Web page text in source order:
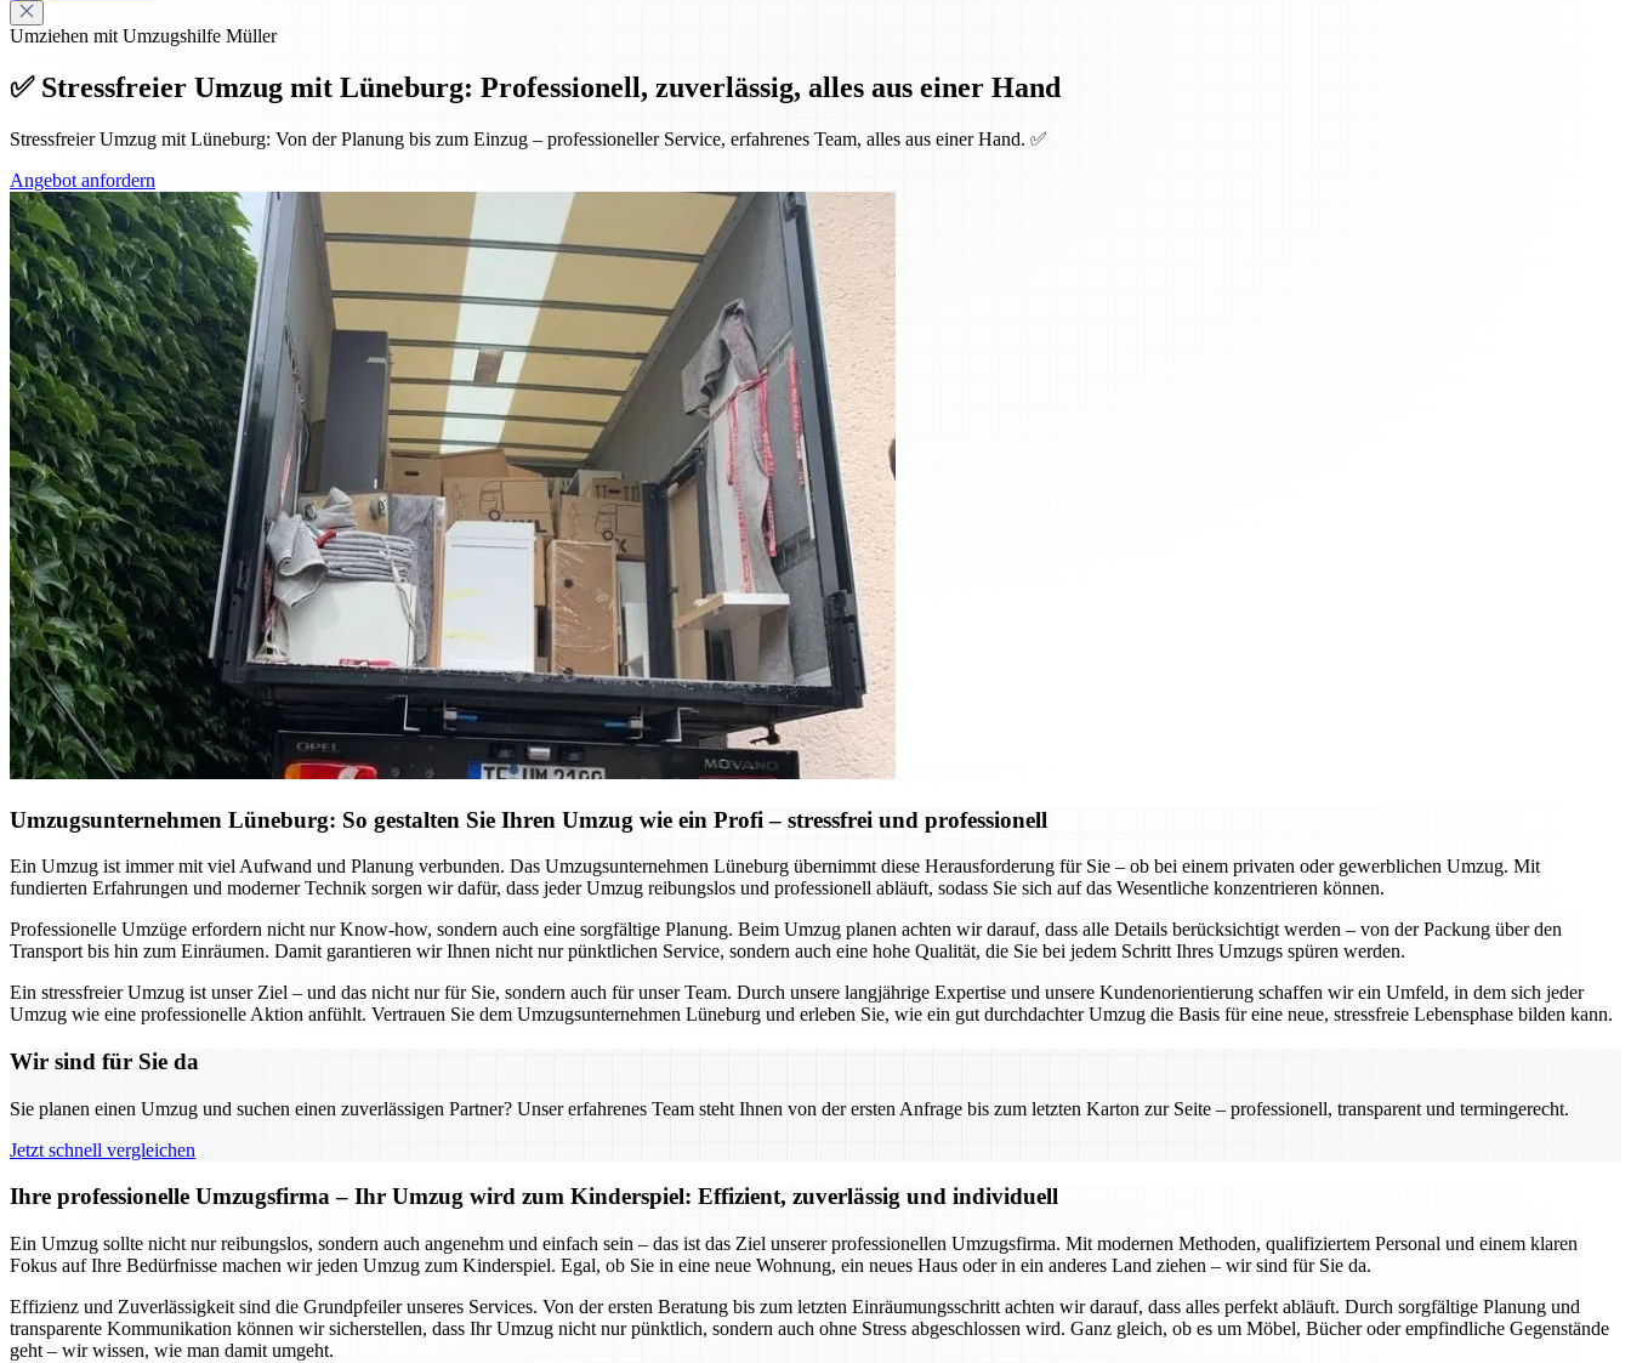
Umziehen mit Umzugshilfe Müller
✅ Stressfreier Umzug mit Lüneburg: Professionell, zuverlässig, alles aus einer Hand
Stressfreier Umzug mit Lüneburg: Von der Planung bis zum Einzug – professioneller Service, erfahrenes Team, alles aus einer Hand. ✅
Angebot anfordern
Umzugsunternehmen Lüneburg: So gestalten Sie Ihren Umzug wie ein Profi – stressfrei und professionell
Ein Umzug ist immer mit viel Aufwand und Planung verbunden. Das Umzugsunternehmen Lüneburg übernimmt diese Herausforderung für Sie – ob bei einem privaten oder gewerblichen Umzug. Mit
fundierten Erfahrungen und moderner Technik sorgen wir dafür, dass jeder Umzug reibungslos und professionell abläuft, sodass Sie sich auf das Wesentliche konzentrieren können.
Professionelle Umzüge erfordern nicht nur Know-how, sondern auch eine sorgfältige Planung. Beim Umzug planen achten wir darauf, dass alle Details berücksichtigt werden – von der Packung über den
Transport bis hin zum Einräumen. Damit garantieren wir Ihnen nicht nur pünktlichen Service, sondern auch eine hohe Qualität, die Sie bei jedem Schritt Ihres Umzugs spüren werden.
Ein stressfreier Umzug ist unser Ziel – und das nicht nur für Sie, sondern auch für unser Team. Durch unsere langjährige Expertise und unsere Kundenorientierung schaffen wir ein Umfeld, in dem sich jeder
Umzug wie eine professionelle Aktion anfühlt. Vertrauen Sie dem Umzugsunternehmen Lüneburg und erleben Sie, wie ein gut durchdachter Umzug die Basis für eine neue, stressfreie Lebensphase bilden kann.
Wir sind für Sie da
Sie planen einen Umzug und suchen einen zuverlässigen Partner? Unser erfahrenes Team steht Ihnen von der ersten Anfrage bis zum letzten Karton zur Seite – professionell, transparent und termingerecht.
Jetzt schnell vergleichen
Ihre professionelle Umzugsfirma – Ihr Umzug wird zum Kinderspiel: Effizient, zuverlässig und individuell
Ein Umzug sollte nicht nur reibungslos, sondern auch angenehm und einfach sein – das ist das Ziel unserer professionellen Umzugsfirma. Mit modernen Methoden, qualifiziertem Personal und einem klaren
Fokus auf Ihre Bedürfnisse machen wir jeden Umzug zum Kinderspiel. Egal, ob Sie in eine neue Wohnung, ein neues Haus oder in ein anderes Land ziehen – wir sind für Sie da.
Effizienz und Zuverlässigkeit sind die Grundpfeiler unseres Services. Von der ersten Beratung bis zum letzten Einräumungsschritt achten wir darauf, dass alles perfekt abläuft. Durch sorgfältige Planung und
transparente Kommunikation können wir sicherstellen, dass Ihr Umzug nicht nur pünktlich, sondern auch ohne Stress abgeschlossen wird. Ganz gleich, ob es um Möbel, Bücher oder empfindliche Gegenstände
geht – wir wissen, wie man damit umgeht.